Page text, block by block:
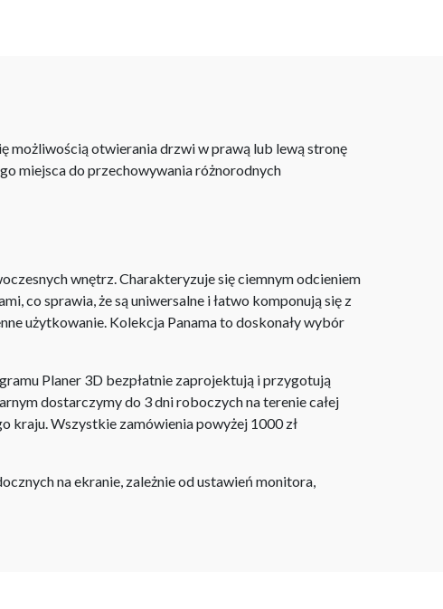
możliwością otwierania drzwi w prawą lub lewą stronę
miejsca do przechowywania różnorodnych
wnętrz. Charakteryzuje się ciemnym odcieniem
co sprawia, że są uniwersalne i łatwo komponują się z
użytkowanie. Kolekcja Panama to doskonały wybór
Planer 3D bezpłatnie zaprojektują i przygotują
dostarczymy do 3 dni roboczych na terenie całej
kraju. Wszystkie zamówienia powyżej 1000 zł
na ekranie, zależnie od ustawień monitora,